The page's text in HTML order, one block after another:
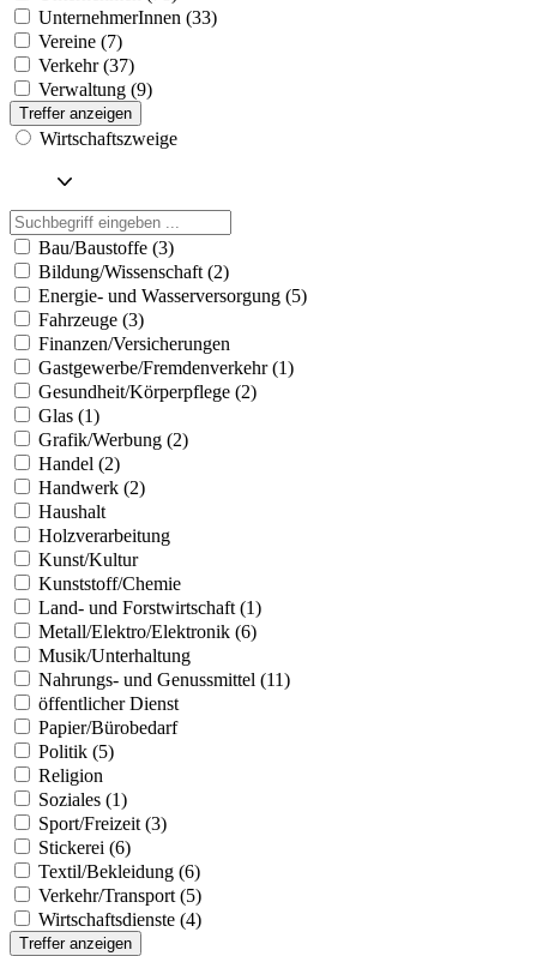
UnternehmerInnen (33)
Vereine (7)
Verkehr (37)
Verwaltung (9)
Treffer anzeigen
Wirtschaftszweige
Bau/Baustoffe (3)
Bildung/Wissenschaft (2)
Energie- und Wasserversorgung (5)
Fahrzeuge (3)
Finanzen/Versicherungen
Gastgewerbe/Fremdenverkehr (1)
Gesundheit/Körperpflege (2)
Glas (1)
Grafik/Werbung (2)
Handel (2)
Handwerk (2)
Haushalt
Holzverarbeitung
Kunst/Kultur
Kunststoff/Chemie
Land- und Forstwirtschaft (1)
Metall/Elektro/Elektronik (6)
Musik/Unterhaltung
Nahrungs- und Genussmittel (11)
öffentlicher Dienst
Papier/Bürobedarf
Politik (5)
Religion
Soziales (1)
Sport/Freizeit (3)
Stickerei (6)
Textil/Bekleidung (6)
Verkehr/Transport (5)
Wirtschaftsdienste (4)
Treffer anzeigen